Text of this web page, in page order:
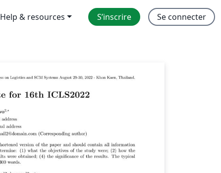
Help & resources S’inscrire Se connecter